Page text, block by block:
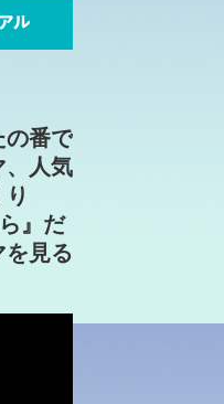
の番で
、人気
』だ
見る